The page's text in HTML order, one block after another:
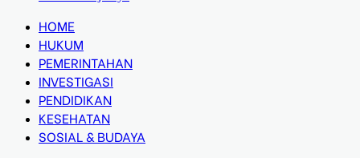
HOME
HUKUM
PEMERINTAHAN
INVESTIGASI
PENDIDIKAN
KESEHATAN
SOSIAL & BUDAYA